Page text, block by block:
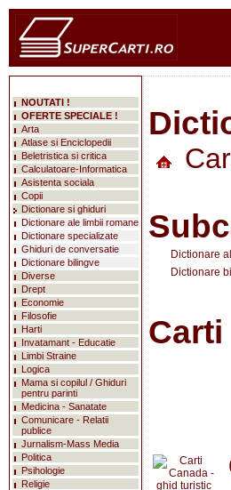
Dictionare
Dictionare
Carti
NOUTATI !
OFERTE SPECIALE !
Arta
Atlase si Enciclopedii
Beletristica si critica
Calculatoare-Informatica
Asistenta sociala
Copii
Dictionare si ghiduri
Dictionare ale limbii romane
Dictionare specializate
Ghiduri de conversatie
Dictionare bilingve
Diverse
Drept
Economie
Filosofie
Harti
Invatamant - Educatie
Limbi Straine
Logica
Mama si copilul / Ghiduri
pentru parinti
Medicina - Sanatate
Comunicare - Relatii
publice
Jurnalism-Mass Media
Politica
Psihologie
Religie